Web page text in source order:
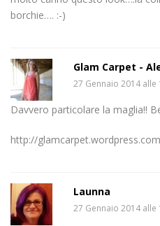
borchie…. :-)
Glam Carpet -
27 Gennaio 2014 alle
Davvero particolare la maglia!!
http://glamcarpet.wordpress.com
Launna
27 Gennaio 2014 alle